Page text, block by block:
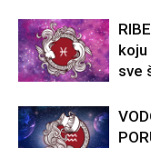
koju
sve